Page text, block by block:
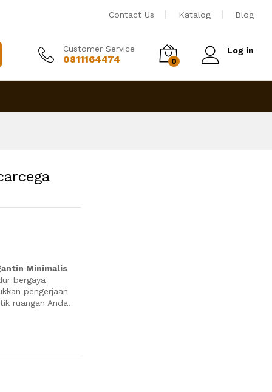
Contact Us Katalog Blog
Customer Service
0811164474 0
Log in
Minimalis
bergaya
pengerjaan
ruangan Anda.
Tambah ke keranjang